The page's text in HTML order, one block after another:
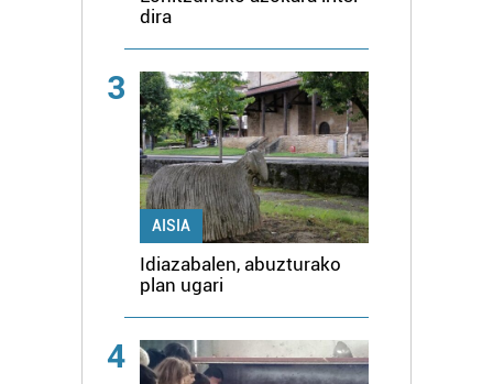
dira
3
AISIA
Idiazabalen, abuzturako
plan ugari
4